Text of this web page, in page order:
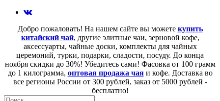
Добро пожаловать! На нашем сайте вы можете купить
китайский чай, другие элитные чаи, зерновой кофе,
аксессуарты, чайные доски, комплекты для чайных
церемоний, турки, подарки, сладости, посуду. До конца
ноября скидки до 30%! Убедитесь сами! Фасовка от 100 грамм
до 1 килограмма, оптовая продажа чаяи кофе. Доставка во
все регионы России от 300 рублей, заказ от 5000 рублей -
бесплатно!